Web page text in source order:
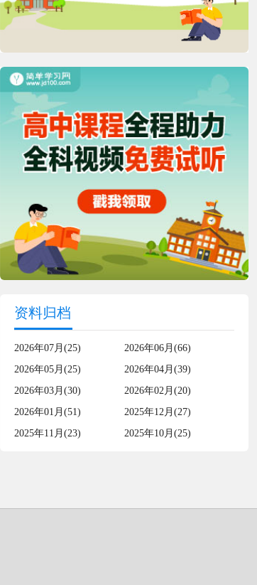
资料归档
2026年07月(25)
2026年06月(66)
2026年05月(25)
2026年04月(39)
2026年03月(30)
2026年02月(20)
2026年01月(51)
2025年12月(27)
2025年11月(23)
2025年10月(25)